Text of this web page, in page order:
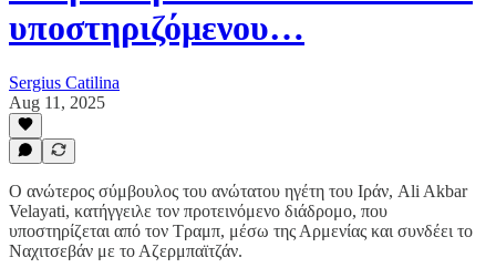
υποστηριζόμενου…
Sergius Catilina
Aug 11, 2025
Ο ανώτερος σύμβουλος του ανώτατου ηγέτη του Ιράν, Ali Akbar
Velayati, κατήγγειλε τον προτεινόμενο διάδρομο, που
υποστηρίζεται από τον Τραμπ, μέσω της Αρμενίας και συνδέει το
Ναχιτσεβάν με το Αζερμπαϊτζάν.